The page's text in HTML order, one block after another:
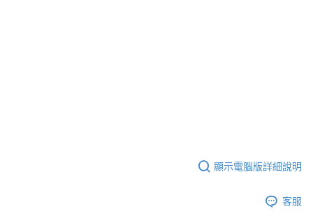
顯示電腦版詳細說明
客服